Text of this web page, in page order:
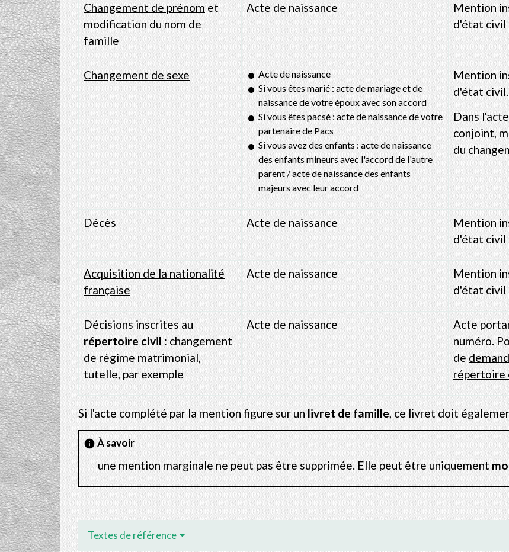
Changement de prénomet
modification du nom de
famille
Acte de naissance
Mention
d'état civil
Changement de sexe
Acte de naissance
Si vous êtes marié : acte de mariage et de
naissance de votre époux avec son accord
Si vous êtes pacsé : acte de naissance de votre
partenaire de Pacs
Si vous avez des enfants : acte de naissance
des enfants mineurs avec l'accord de l'autre
parent / acte de naissance des enfants
majeurs avec leur accord
Mention
d'état civil.
Dans
conjoint,
du
Décès Acte de naissance
Mention
d'état civil
Acquisition de la nationalité
française
Acte de naissance
Mention
d'état civil
Décisions inscrites au
répertoire civil: changement
de régime matrimonial,
tutelle, par exemple
Acte de naissance Acte
numéro.
de
répertoire
Si l'acte complété par la mention figure sur unlivret de famille, ce livret doit
infoÀ savoir
une mention marginale ne peut pas être supprimée. Elle peut être uniquement
Textes de référence